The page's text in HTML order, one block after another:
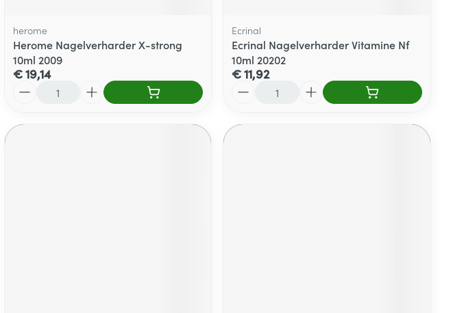
herome
Herome Nagelverharder X-strong
10ml 2009
€ 19,14
Ecrinal
Ecrinal Nagelverharder Vitamine Nf
10ml 20202
€ 11,92